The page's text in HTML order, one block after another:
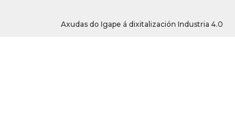
Axudas do Igape á dixitalización Industria 4.0